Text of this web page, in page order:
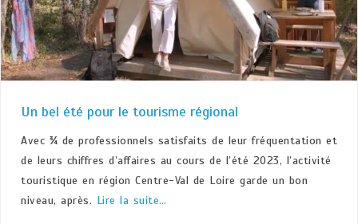
Un bel été pour le tourisme régional
Avec ¾ de professionnels satisfaits de leur fréquentation et
de leurs chiffres d’affaires au cours de l’été 2023, l’activité
touristique en région Centre-Val de Loire garde un bon
niveau, après. Lire la suite…